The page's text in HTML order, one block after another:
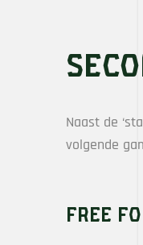
Naast de
volgende
Free